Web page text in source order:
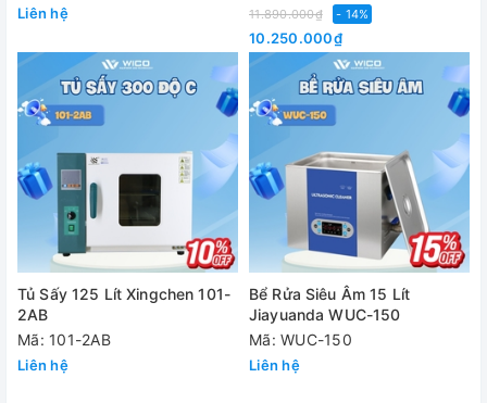
Liên hệ 11.890.000₫ - 14%
10.250.000₫
Tủ Sấy 125 Lít Xingchen 101-
2AB
Mã: 101-2AB
Liên hệ
Bể Rửa Siêu Âm 15 Lít
Jiayuanda WUC-150
Mã: WUC-150
Liên hệ